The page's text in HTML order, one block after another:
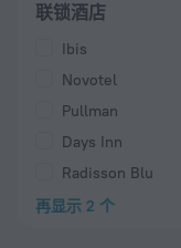
联锁酒店
Ibis
Novotel
Pullman
Days Inn
Radisson Blu
再显示 2 个